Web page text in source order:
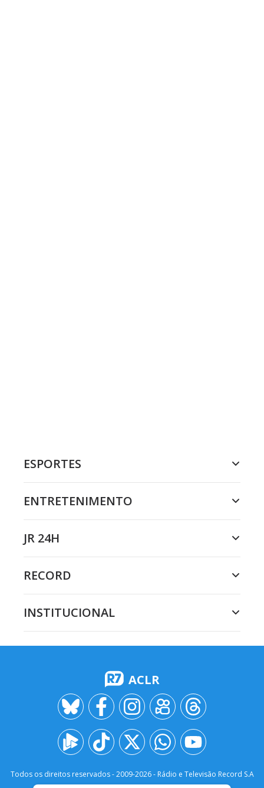
ESPORTES
ENTRETENIMENTO
JR 24H
RECORD
INSTITUCIONAL
ACLR
Todos os direitos reservados - 2009-2026- Rádio e Televisão Record S.A